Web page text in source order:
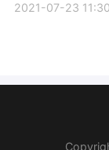
2021-07-23 11:30